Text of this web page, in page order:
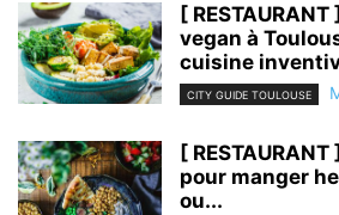
[
vegan à
cuisine
CITY GUIDE TOULOUSE
[
pour manger
ou...